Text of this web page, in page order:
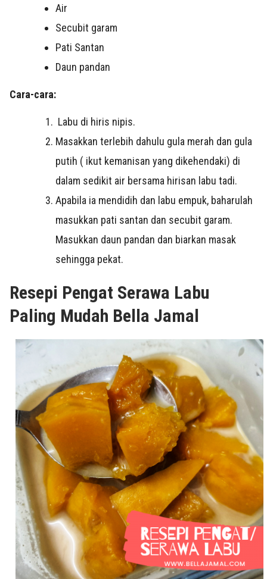
Air
Secubit garam
Pati Santan
Daun pandan
Cara-cara:
Labu di hiris nipis.
Masakkan terlebih dahulu gula merah dan gula
putih ( ikut kemanisan yang dikehendaki) di
dalam sedikit air bersama hirisan labu tadi.
Apabila ia mendidih dan labu empuk, baharulah
masukkan pati santan dan secubit garam.
Masukkan daun pandan dan biarkan masak
sehingga pekat.
Resepi Pengat Serawa Labu
Paling Mudah Bella Jamal